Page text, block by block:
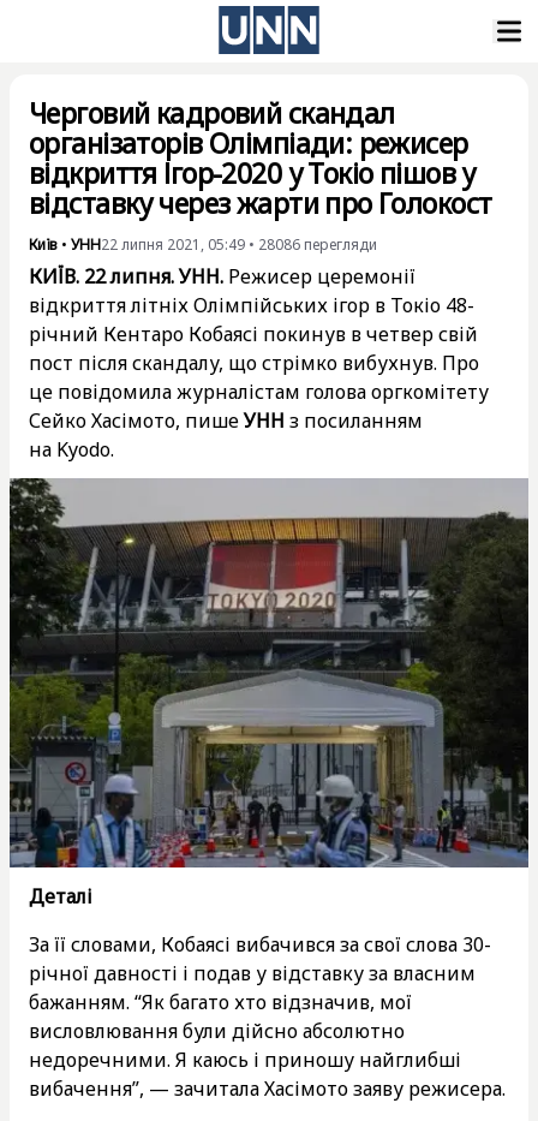
Черговий кадровий скандал
організаторів Олімпіади: режисер
відкриття Ігор-2020 у Токіо пішов у
відставку через жарти про Голокост
Київ • УНН22 липня 2021, 05:49 • 28086 перегляди
КИЇВ. 22 липня. УНН. Режисер церемонії
відкриття літніх Олімпійських ігор в Токіо 48-
річний Кентаро Кобаясі покинув в четвер свій
пост після скандалу, що стрімко вибухнув. Про
це повідомила журналістам голова оргкомітету
Сейко Хасімото, пишеУНН з посиланням
на Kyodo.
Деталі
За її словами, Кобаясі вибачився за свої слова 30-
річної давності і подав у відставку за власним
бажанням. “Як багато хто відзначив, мої
висловлювання були дійсно абсолютно
недоречними. Я каюсь і приношу найглибші
вибачення”, — зачитала Хасімото заяву режисера.